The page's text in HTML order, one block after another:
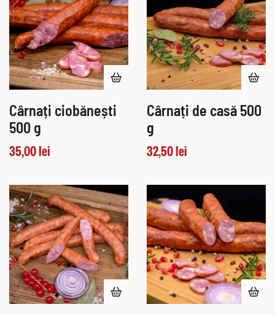
Cârnați ciobănești
500 g
35,00lei
Cârnați de casă 500
g
32,50lei